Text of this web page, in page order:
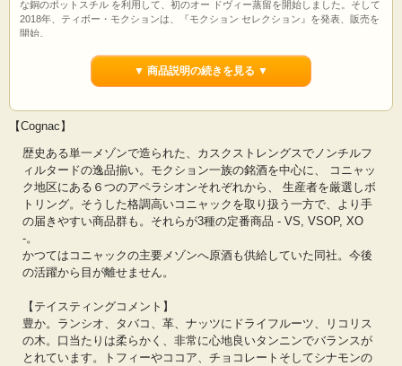
な銅のポットスチル を利用して、初のオー ドヴィー蒸留を開始しました。そして
2018年、ティボー・モクションは、『モクション セレクション』を発表、販売を
開始。
▼ 商品説明の続きを見る ▼
【Cognac】
歴史ある単一メゾンで造られた、カスクストレングスでノンチルフ
ィルタードの逸品揃い。モクション一族の銘酒を中心に、 コニャッ
ク地区にある６つのアペラシオンそれぞれから、 生産者を厳選しボ
トリング。そうした格調高いコニャックを取り扱う一方で、より手
の届きやすい商品群も。それらが3種の定番商品 - VS, VSOP, XO
-。
かつてはコニャックの主要メゾンへ原酒も供給していた同社。今後
の活躍から目が離せません。
【テイスティングコメント】
豊か。ランシオ、タバコ、革、ナッツにドライフルーツ、リコリス
の木。口当たりは柔らかく、非常に心地良いタンニンでバランスが
とれています。トフィーやココア、チョコレートそしてシナモンの